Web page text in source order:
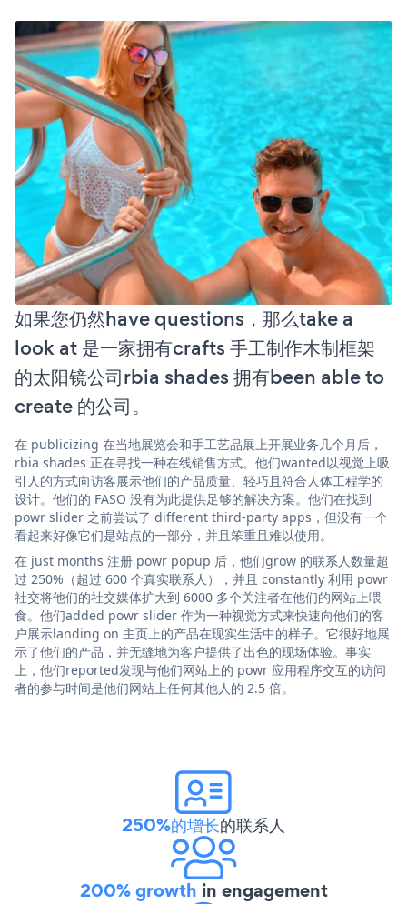
如果您仍然have questions，那么take a
look at 是一家拥有crafts 手工制作木制框架
的太阳镜公司rbia shades 拥有been able to
create 的公司。
在 publicizing 在当地展览会和手工艺品展上开展业务几个月后，
rbia shades 正在寻找一种在线销售方式。他们wanted以视觉上吸
引人的方式向访客展示他们的产品质量、轻巧且符合人体工程学的
设计。他们的 FASO 没有为此提供足够的解决方案。他们在找到
powr slider 之前尝试了 different third-party apps，但没有一个
看起来好像它们是站点的一部分，并且笨重且难以使用。
在 just months 注册 powr popup 后，他们grow 的联系人数量超
过 250%（超过 600 个真实联系人），并且 constantly 利用 powr
社交将他们的社交媒体扩大到 6000 多个关注者在他们的网站上喂
食。他们added powr slider 作为一种视觉方式来快速向他们的客
户展示landing on 主页上的产品在现实生活中的样子。它很好地展
示了他们的产品，并无缝地为客户提供了出色的现场体验。事实
上，他们reported发现与他们网站上的 powr 应用程序交互的访问
者的参与时间是他们网站上任何其他人的 2.5 倍。
250%的增长的联系人
200% growth in engagement